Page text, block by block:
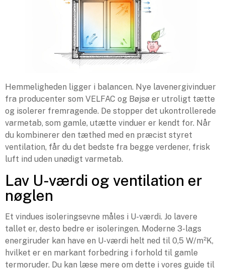
Hemmeligheden ligger i balancen. Nye lavenergivinduer
fra producenter som VELFAC og Bøjsø er utroligt tætte
og isolerer fremragende. De stopper det ukontrollerede
varmetab, som gamle, utætte vinduer er kendt for. Når
du kombinerer den tæthed med en præcist styret
ventilation, får du det bedste fra begge verdener, frisk
luft ind uden unødigt varmetab.
Lav U-værdi og ventilation er
nøglen
Et vindues isoleringsevne måles i U-værdi. Jo lavere
tallet er, desto bedre er isoleringen. Moderne 3-lags
energiruder kan have en U-værdi helt ned til 0,5 W/m²K,
hvilket er en markant forbedring i forhold til gamle
termoruder. Du kan læse mere om dette i vores guide til